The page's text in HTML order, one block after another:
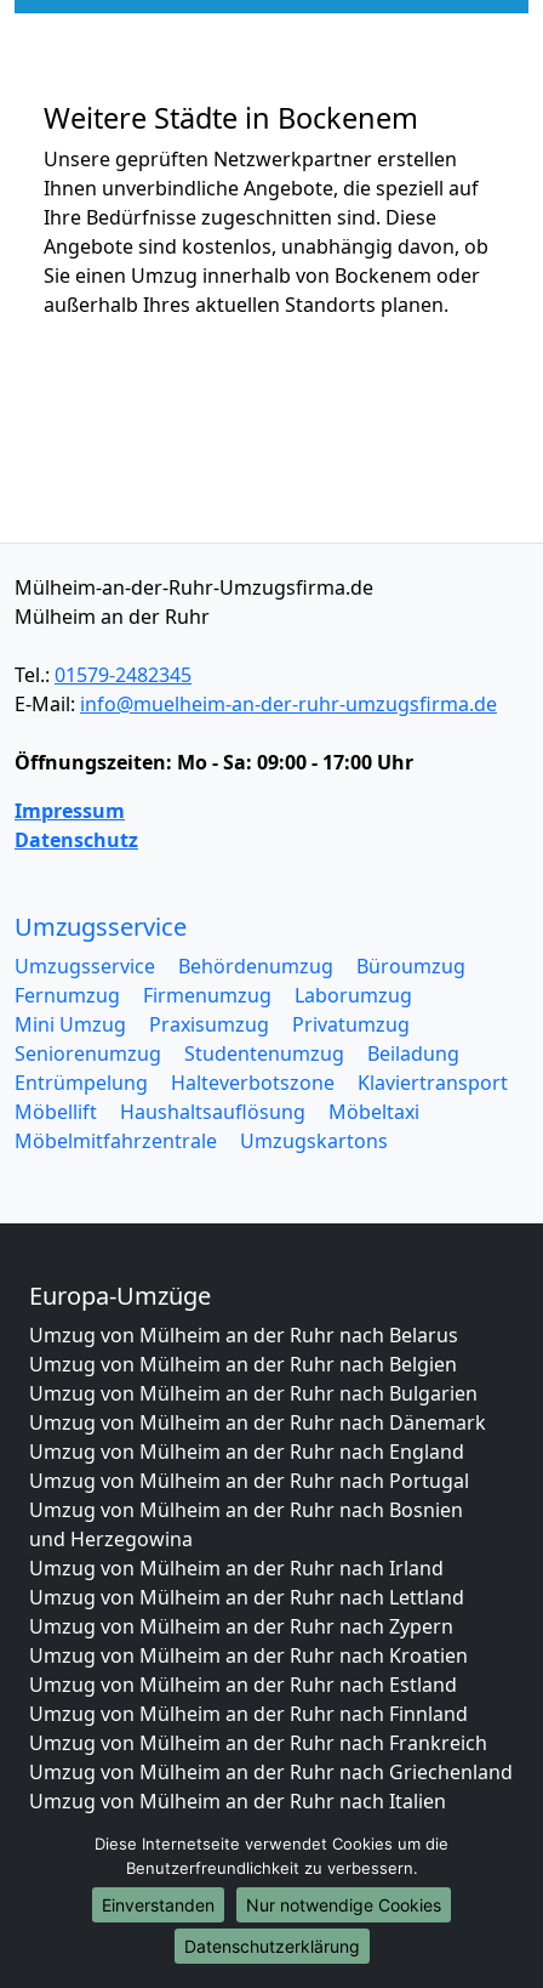
Weitere Städte in Bockenem
Unsere geprüften Netzwerkpartner erstellen
Ihnen unverbindliche Angebote, die speziell auf
Ihre Bedürfnisse zugeschnitten sind. Diese
Angebote sind kostenlos, unabhängig davon, ob
Sie einen Umzug innerhalb von Bockenem oder
außerhalb Ihres aktuellen Standorts planen.
Mülheim-an-der-Ruhr-Umzugsfirma.de
Mülheim an der Ruhr
Tel.: 01579-2482345
E-Mail: info@muelheim-an-der-ruhr-umzugsfirma.de
Öffnungszeiten: Mo - Sa: 09:00 - 17:00 Uhr
Impressum
Datenschutz
Umzugsservice
Umzugsservice Behördenumzug
Büroumzug
Fernumzug
Firmenumzug
Laborumzug
Mini Umzug
Praxisumzug
Privatumzug
Seniorenumzug
Studentenumzug
Beiladung
Entrümpelung
Halteverbotszone
Klaviertransport
Möbellift
Haushaltsauflösung
Möbeltaxi
Möbelmitfahrzentrale
Umzugskartons
Europa-Umzüge
Umzug von Mülheim an der Ruhr nach Belarus
Umzug von Mülheim an der Ruhr nach Belgien
Umzug von Mülheim an der Ruhr nach Bulgarien
Umzug von Mülheim an der Ruhr nach Dänemark
Umzug von Mülheim an der Ruhr nach England
Umzug von Mülheim an der Ruhr nach Portugal
Umzug von Mülheim an der Ruhr nach Bosnien
und Herzegowina
Umzug von Mülheim an der Ruhr nach Irland
Umzug von Mülheim an der Ruhr nach Lettland
Umzug von Mülheim an der Ruhr nach Zypern
Umzug von Mülheim an der Ruhr nach Kroatien
Umzug von Mülheim an der Ruhr nach Estland
Umzug von Mülheim an der Ruhr nach Finnland
Umzug von Mülheim an der Ruhr nach Frankreich
Umzug von Mülheim an der Ruhr nach Griechenland
Umzug von Mülheim an der Ruhr nach Italien
Umzug von Mülheim an der Ruhr nach Luxemburg
Umzug von Mülheim an der Ruhr nach Niederlande
Umzug von Mülheim an der Ruhr nach Norwegen
Umzüge-Deutschlandweit
Diese Internetseite verwendet Cookies um die
Benutzerfreundlichkeit zu verbessern.
Einverstanden
Nur notwendige Cookies
Datenschutzerklärung